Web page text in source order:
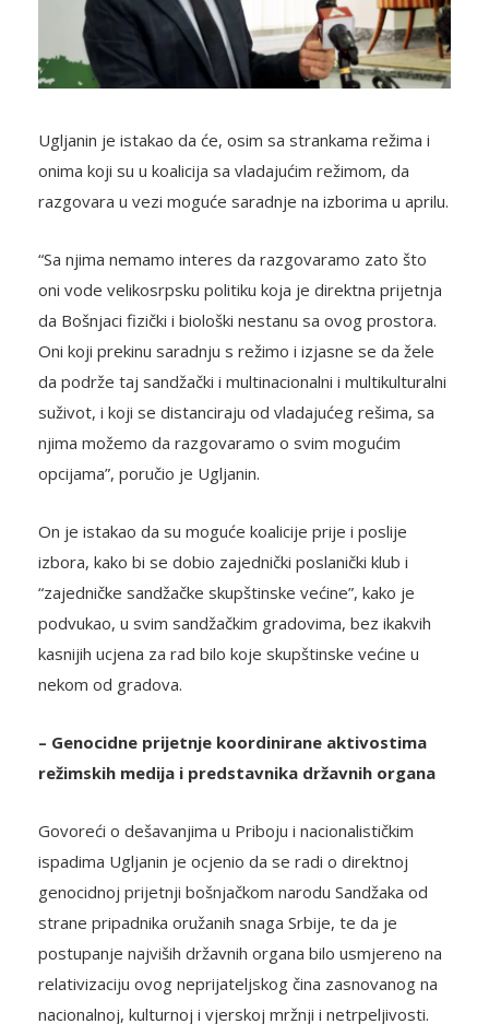
Ugljanin je istakao da će, osim sa strankama režima i
onima koji su u koalicija sa vladajućim režimom, da
razgovara u vezi moguće saradnje na izborima u aprilu.
“Sa njima nemamo interes da razgovaramo zato što
oni vode velikosrpsku politiku koja je direktna prijetnja
da Bošnjaci fizički i biološki nestanu sa ovog prostora.
Oni koji prekinu saradnju s režimo i izjasne se da žele
da podrže taj sandžački i multinacionalni i multikulturalni
suživot, i koji se distanciraju od vladajućeg rešima, sa
njima možemo da razgovaramo o svim mogućim
opcijama”, poručio je Ugljanin.
On je istakao da su moguće koalicije prije i poslije
izbora, kako bi se dobio zajednički poslanički klub i
“zajedničke sandžačke skupštinske većine”, kako je
podvukao, u svim sandžačkim gradovima, bez ikakvih
kasnijih ucjena za rad bilo koje skupštinske većine u
nekom od gradova.
– Genocidne prijetnje koordinirane aktivostima
režimskih medija i predstavnika državnih organa
Govoreći o dešavanjima u Priboju i nacionalističkim
ispadima Ugljanin je ocjenio da se radi o direktnoj
genocidnoj prijetnji bošnjačkom narodu Sandžaka od
strane pripadnika oružanih snaga Srbije, te da je
postupanje najviših državnih organa bilo usmjereno na
relativizaciju ovog neprijateljskog čina zasnovanog na
nacionalnoj, kulturnoj i vjerskoj mržnji i netrpeljivosti.